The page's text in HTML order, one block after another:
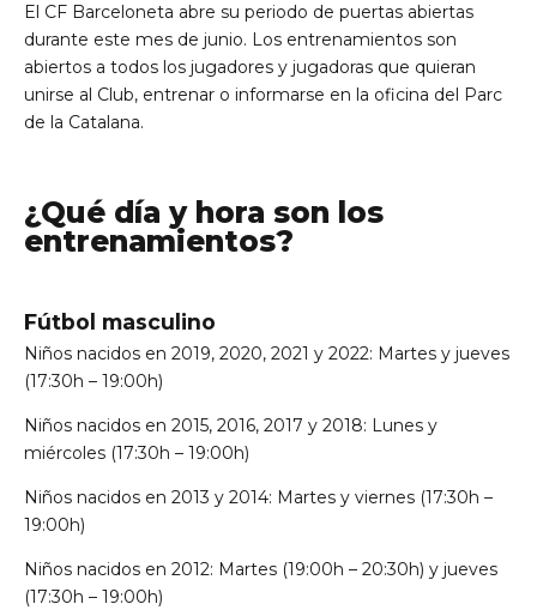
El CF Barceloneta abre su periodo de puertas abiertas
durante este mes de junio. Los entrenamientos son
abiertos a todos los jugadores y jugadoras que quieran
unirse al Club, entrenar o informarse en la oficina del Parc
de la Catalana.
¿Qué día y hora son los
entrenamientos?
Fútbol masculino
Niños nacidos en 2019, 2020, 2021 y 2022: Martes y jueves
(17:30h – 19:00h)
Niños nacidos en 2015, 2016, 2017 y 2018: Lunes y
miércoles (17:30h – 19:00h)
Niños nacidos en 2013 y 2014: Martes y viernes (17:30h –
19:00h)
Niños nacidos en 2012: Martes (19:00h – 20:30h) y jueves
(17:30h – 19:00h)